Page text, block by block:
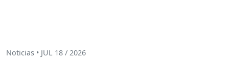
Noticias • JUL 18 / 2026